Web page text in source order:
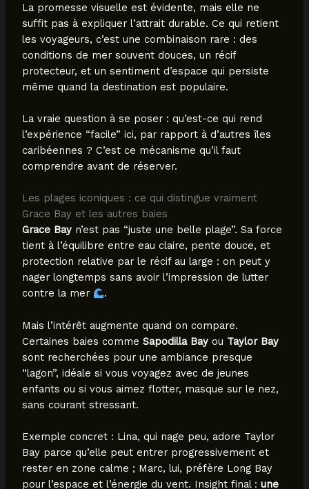
La promesse visuelle est évidente, mais elle ne
suffit pas à expliquer l’attrait durable. Ce qui retient
les voyageurs, c’est une combinaison rare : des
conditions de mer souvent douces, un récif
protecteur, et un sentiment d’espace qui persiste
même quand la destination est populaire.
La vraie question à se poser : qu’est-ce qui rend
l’expérience “facile” ici, par rapport à d’autres îles
caribéennes ? C’est ce mécanisme qu’il faut
comprendre avant de réserver.
Les plages iconiques : ce qui distingue vraiment
Grace Bay et les autres baies
Grace Bayn’est pas “juste une belle plage”. Sa force
tient à l’équilibre entre eau claire, pente douce, et
protection relative par le récif au large : on peut y
nager longtemps sans avoir l’impression de lutter
contre la mer
.
Mais l’intérêt augmente quand on compare.
Certaines baies comme Sapodilla Bayou Taylor Bay
sont recherchées pour une ambiance presque
“lagon”, idéale si vous voyagez avec de jeunes
enfants ou si vous aimez flotter, masque sur le nez,
sans courant stressant.
Exemple concret : Lina, qui nage peu, adore Taylor
Bay parce qu’elle peut entrer progressivement et
rester en zone calme ; Marc, lui, préfère Long Bay
pour l’espace et l’énergie du vent. Insight final : une